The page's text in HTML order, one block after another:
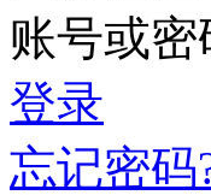
账号或
登录
忘记密码